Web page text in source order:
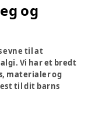
og
evne til at
Vi har et bredt
materialer og
til dit barns